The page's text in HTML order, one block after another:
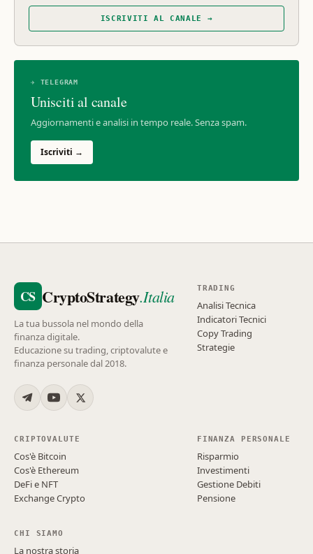
ISCRIVITI AL CANALE →
✈ TELEGRAM
Unisciti al canale
Aggiornamenti e analisi in tempo reale. Senza spam.
Iscriviti →
CS CryptoStrategy.Italia
La tua bussola nel mondo della
finanza digitale.
Educazione su trading, criptovalute e
finanza personale dal 2018.
TRADING
Analisi Tecnica
Indicatori Tecnici
Copy Trading
Strategie
CRIPTOVALUTE
Cos'è Bitcoin
Cos'è Ethereum
DeFi e NFT
Exchange Crypto
FINANZA PERSONALE
Risparmio
Investimenti
Gestione Debiti
Pensione
CHI SIAMO
La nostra storia